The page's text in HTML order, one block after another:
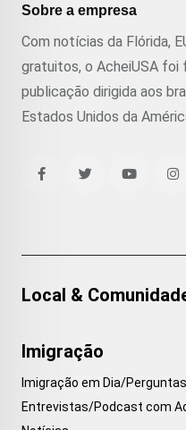
Sobre a empresa
Com notícias da Flórida,
gratuitos, o AcheiUSA foi
publicação dirigida aos
Estados Unidos da
Local &
Imigração
Imigração em Dia/
Entrevistas/Podcast com